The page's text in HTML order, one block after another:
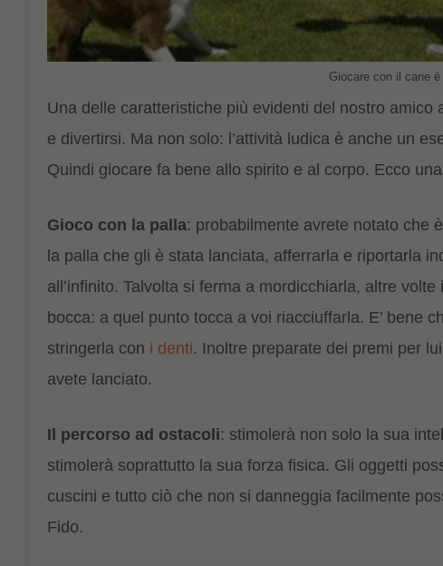
Giocare con il cane
Una delle caratteristiche più evidenti del nostro
e divertirsi. Ma non solo: l’attività ludica è anche un
Quindi giocare fa bene allo spirito e al corpo. Ecco
Gioco con la palla: probabilmente avrete notato che
la palla che gli è stata lanciata, afferrarla e riportarla
all’infinito. Talvolta si ferma a mordicchiarla, altre
bocca: a quel punto tocca a voi riacciuffarla. E’ bene
stringerla con i denti. Inoltre preparate dei premi per
avete lanciato.
Il percorso ad ostacoli: stimolerà non solo la sua
stimolerà soprattutto la sua forza fisica. Gli oggetti
cuscini e tutto ciò che non si danneggia facilmente
Fido.